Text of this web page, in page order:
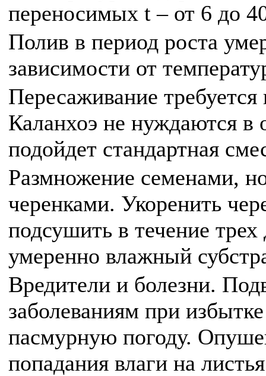
переносимых t – от 6 до
Полив в период роста
зависимости от
Пересаживание
Каланхоэ не нуждаются в
подойдет стандартная
Размножение семенами,
черенками. Укоренить
подсушить в течение
умеренно влажный
Вредители и болезни.
заболеваниям при
пасмурную погоду.
попадания влаги на